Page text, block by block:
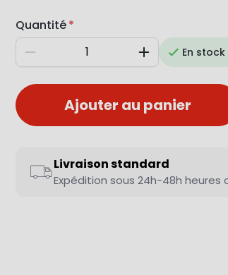
Quantité
Diminuer AugmenterEn stock
Ajouter au panier
Livraison standard
Expédition sous 24h-48h heures